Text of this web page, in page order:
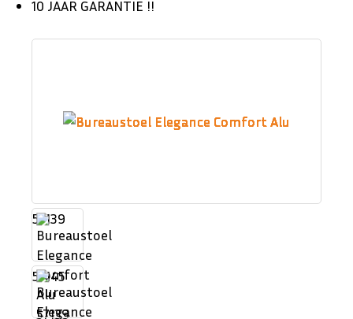
10 JAAR GARANTIE !!
57139
57145